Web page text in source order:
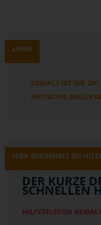
LINKS
GEWALT IST NIE OK!
INITIATIVE GEGEN
HIER BEKOMMST DU
DER KURZE
SCHNELLEN
HILFETELEFON